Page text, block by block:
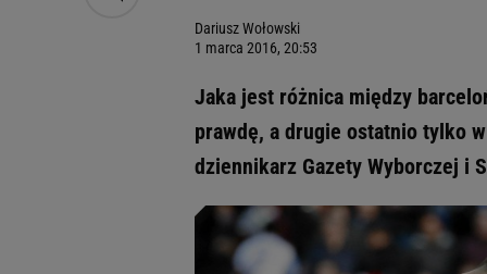
Dariusz Wołowski
1 marca 2016, 20:53
Jaka jest różnica między
prawdę, a drugie ostatnio tylko
dziennikarz Gazety Wyborczej i